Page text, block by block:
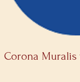
Corona Muralis